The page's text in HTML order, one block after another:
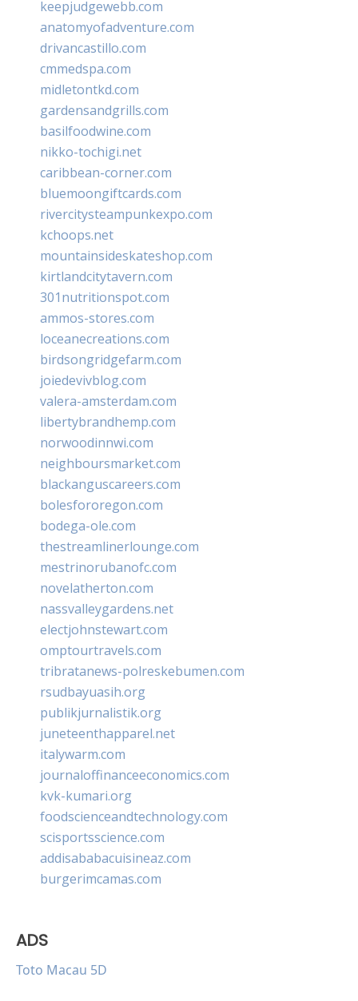
keepjudgewebb.com
anatomyofadventure.com
drivancastillo.com
cmmedspa.com
midletontkd.com
gardensandgrills.com
basilfoodwine.com
nikko-tochigi.net
caribbean-corner.com
bluemoongiftcards.com
rivercitysteampunkexpo.com
kchoops.net
mountainsideskateshop.com
kirtlandcitytavern.com
301nutritionspot.com
ammos-stores.com
loceanecreations.com
birdsongridgefarm.com
joiedevivblog.com
valera-amsterdam.com
libertybrandhemp.com
norwoodinnwi.com
neighboursmarket.com
blackanguscareers.com
bolesfororegon.com
bodega-ole.com
thestreamlinerlounge.com
mestrinorubanofc.com
novelatherton.com
nassvalleygardens.net
electjohnstewart.com
omptourtravels.com
tribratanews-polreskebumen.com
rsudbayuasih.org
publikjurnalistik.org
juneteenthapparel.net
italywarm.com
journaloffinanceeconomics.com
kvk-kumari.org
foodscienceandtechnology.com
scisportsscience.com
addisababacuisineaz.com
burgerimcamas.com
ADS
Toto Macau 5D